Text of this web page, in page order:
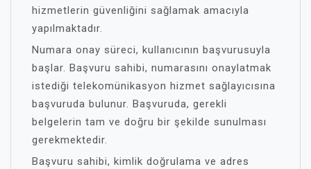
hizmetlerin güvenliğini sağlamak amacıyla
yapılmaktadır.
Numara onay süreci, kullanıcının başvurusuyla
başlar. Başvuru sahibi, numarasını onaylatmak
istediği telekomünikasyon hizmet sağlayıcısına
başvuruda bulunur. Başvuruda, gerekli
belgelerin tam ve doğru bir şekilde sunulması
gerekmektedir.
Başvuru sahibi, kimlik doğrulama ve adres